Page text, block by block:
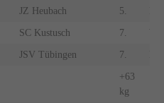
JZ Heubach 5.
SC Kustusch 7.
JSV Tübingen 7.
+63
kg